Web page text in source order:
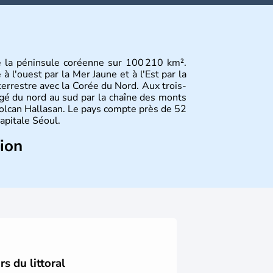
péninsule coréenne sur 100 210 km².
l'ouest par la Mer Jaune et à l'Est par la
avec la Corée du Nord. Aux trois-
du nord au sud par la chaîne des monts
Hallasan. Le pays compte près de 52
Séoul.
du littoral